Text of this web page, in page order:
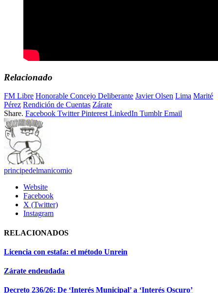
Relacionado
FM Libre Honorable Concejo Deliberante Javier Olsen Lima Marité
Pérez Rendición de Cuentas Zárate
Share. Facebook Twitter Pinterest LinkedIn Tumblr Email
principedelmanicomio
Website
Facebook
X (Twitter)
Instagram
RELACIONADOS
Licencia con estafa: el método Unrein
Zárate endeudada
Decreto 236/26: De ‘Interés Municipal’ a ‘Interés Oscuro’